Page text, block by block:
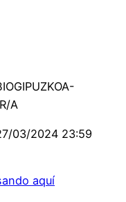
A
03/2024 23:59
aquí